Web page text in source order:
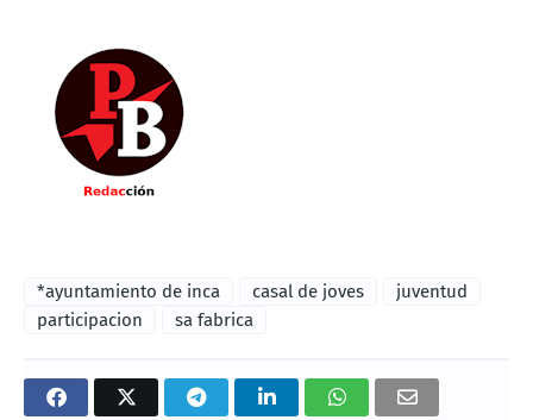
*ayuntamiento de inca casal de joves
juventud
participacion
sa fabrica